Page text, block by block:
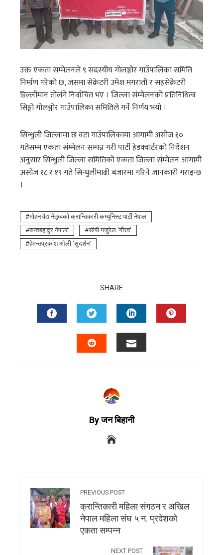
उक्त एकता सम्मेलनले ९ सदस्यीय गोलञ्जोर गाउँपालिका समिति
निर्माण गरेको छ, जसमा सेक्रेटरी उमेश मगराती र सहसेक्रेटरी
डिल्लीमान तोलंगे निर्वाचित भए । जिल्ला संम्मेलनको प्रतिनिधित्व
सिङ्गो गोलञ्जोर गाउँपालिका समितिले गर्ने निर्णय भयो ।
सिन्धुली जिल्लामा छ वटा गाउँपालिकामा आगामी असोज १०
गतेसम्म एकता संम्मेलन सम्पन्न गरी पार्टी हेडक्वार्टरको निर्देशन
अनुसार सिन्धुली जिल्ला समितिको एकता जिल्ला संम्मेलन आगामी
असोज १८ र १९ गते सिन्धुलीमाढी बजारमा गरिने जानकारी गराइन्छ
।
माेहन वैद्य नेतृत्वको क्रान्तिकारी कम्युनिस्ट पार्टी नेपाल
सन्तबहादुर नेपाली
सीपी गजुरेल 'गाैरव'
हेमन्तप्रकाश ओली ‘सुदर्शन’
SHARE
By जन बिहानी
PREVIOUS POST
क्रान्तिकारी महिला संगठन र अखिल
नेपाल महिला संघ ५ न. प्रदेशको
एकता सम्पन्न
NEXT POST